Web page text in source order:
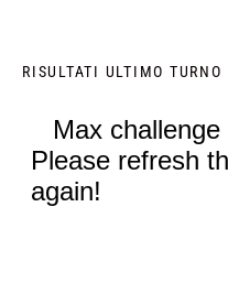
RISULTATI ULTIMO TURNO